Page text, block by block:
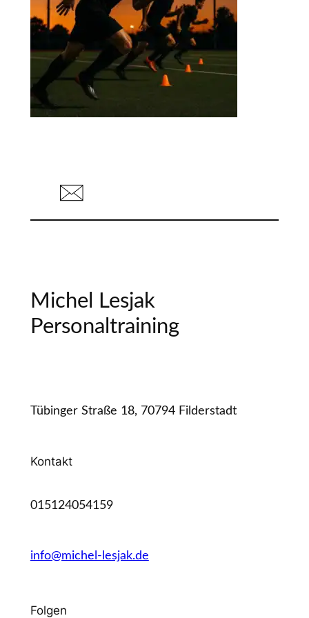
Michel Lesjak
Personaltraining
Tübinger Straße 18, 70794 Filderstadt
Kontakt
015124054159
info@michel-lesjak.de
Folgen